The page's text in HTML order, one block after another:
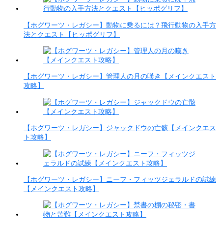
【ホグワーツ・レガシー】動物に乗るには？飛行動物の入手方
法とクエスト【ヒッポグリフ】
【ホグワーツ・レガシー】管理人の月の嘆き【メインクエスト
攻略】
【ホグワーツ・レガシー】ジャックドウの亡骸【メインクエス
ト攻略】
【ホグワーツ・レガシー】ニーフ・フィッツジェラルドの試練
【メインクエスト攻略】